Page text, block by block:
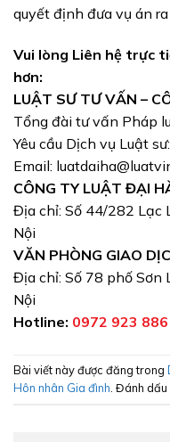
quyết định đưa vụ án
Vui lòng Liên hệ trực
hơn:
LUẬT SƯ TƯ VẤN –
Tổng đài tư vấn Pháp
Yêu cầu Dịch vụ Luật sư:
Email:
CÔNG TY LUẬT ĐẠI
Địa chỉ: Số 44/282 Lạc
Nội
VĂN PHÒNG GIAO
Địa chỉ: Số 78 phố Sơn
Nội
Hotline: 0972 923 886
Bài viết này được đăng trong
Hôn nhân Gia đình . Đánh dấu